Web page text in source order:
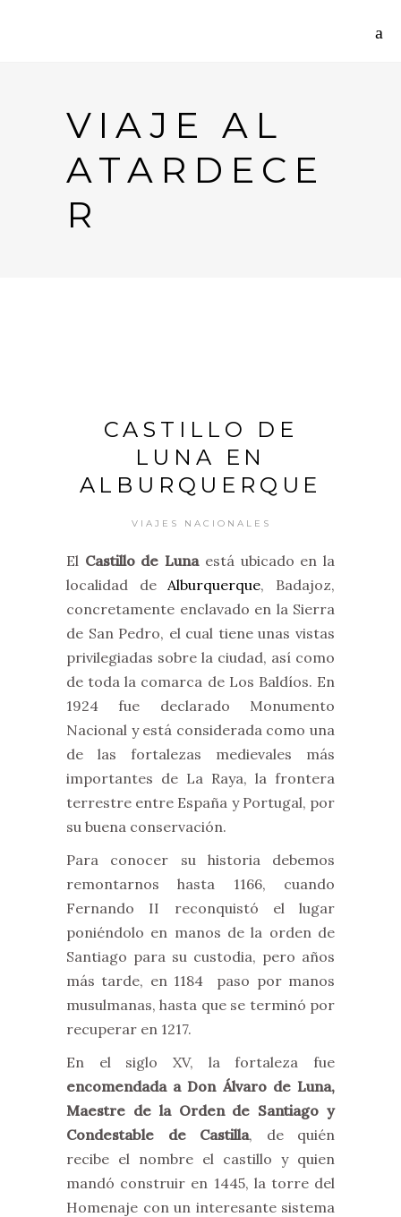
VIAJE AL
ATARDECE
R
CASTILLO DE
LUNA EN
ALBURQUERQUE
VIAJES NACIONALES
El Castillo de Lunaestá ubicado en la
localidad deAlburquerque, Badajoz,
concretamente enclavado en la Sierra
de San Pedro, el cual tiene unas vistas
privilegiadas sobre la ciudad, así como
de toda la comarca de Los Baldíos. En
1924 fue declarado Monumento
Nacional y está considerada como una
de las fortalezas medievales más
importantes de La Raya, la frontera
terrestre entre España y Portugal, por
su buena conservación.
Para conocer su historia debemos
remontarnos hasta 1166, cuando
Fernando II reconquistó el lugar
poniéndolo en manos de la orden de
Santiago para su custodia, pero años
más tarde, en 1184 paso por manos
musulmanas, hasta que se terminó por
recuperar en 1217.
En el siglo XV, la fortaleza fue
encomendada a Don Álvaro de Luna,
Maestre de la Orden de Santiago y
Condestable de Castilla, de quién
recibe el nombre el castillo y quien
mandó construir en 1445, la torre del
Homenaje con un interesante sistema